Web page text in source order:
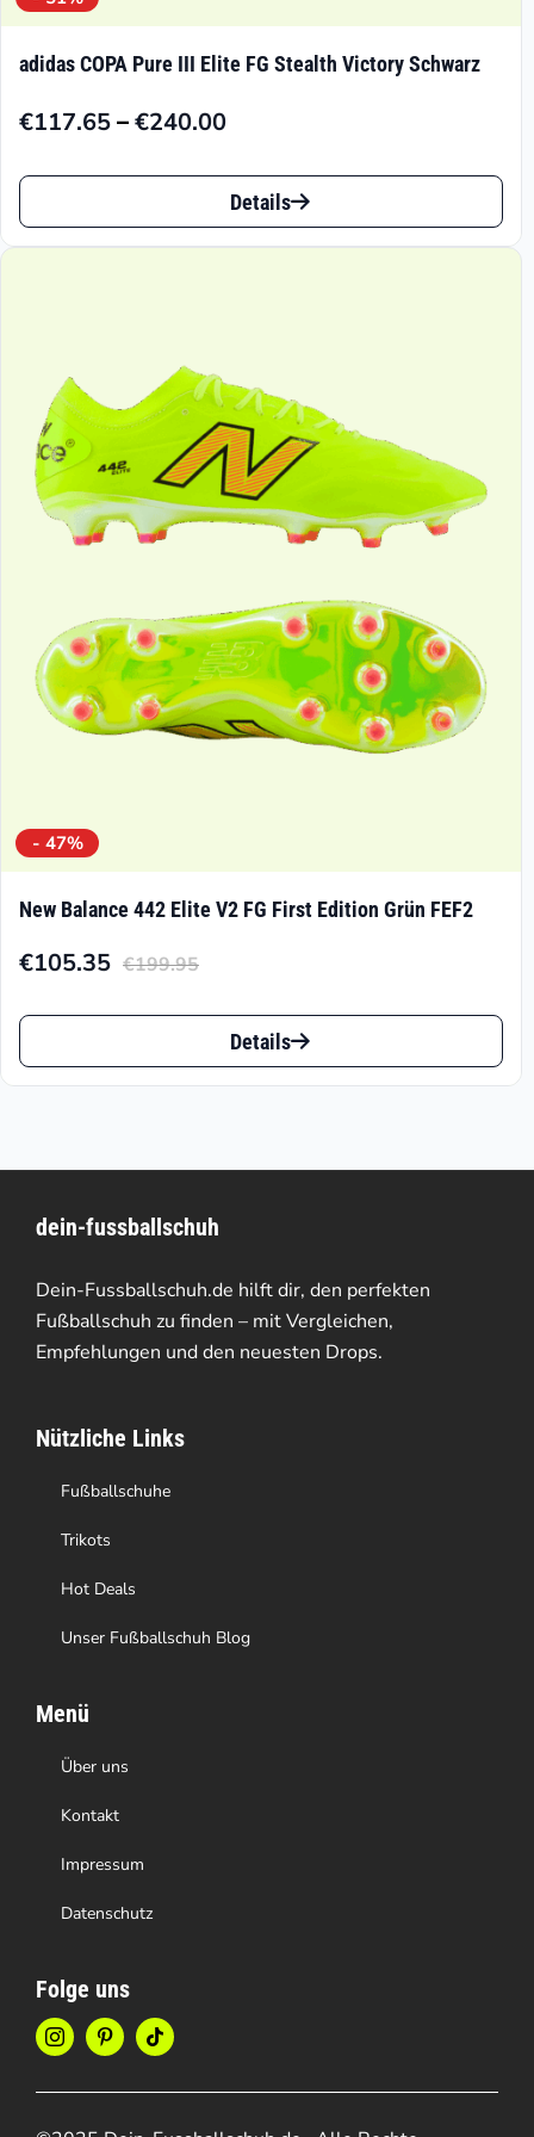
adidas COPA Pure III Elite FG Stealth Victory Schwarz
€117.65–€240.00
Preisspanne:
€117.65
€240.00
Dieses
Produkt
auf.
Die
Optionen
können
Produktseite
gewählt
werden
Details
- 47%
New Balance 442 Elite V2 FG First Edition Grün FEF2
€199.95
Ursprünglicher
Preis
€199.95
€105.35
Aktueller
Preis
€105.35.
Dieses
Produkt
auf.
Die
Optionen
können
der
Produktseite
gewählt
werden
Details
dein-fussballschuh
Dein-Fussballschuh.de hilft dir, den perfekten
Fußballschuh zu finden – mit Vergleichen,
Empfehlungen und den neuesten Drops.
Nützliche Links
Fußballschuhe
Trikots
Hot Deals
Unser Fußballschuh Blog
Menü
Über uns
Kontakt
Impressum
Datenschutz
Folge uns